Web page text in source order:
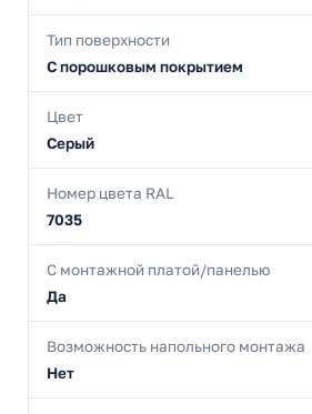
Тип поверхности
С порошковым покрытием
Цвет
Серый
Номер цвета RAL
7035
С монтажной платой/панелью
Да
Возможность напольного монтажа
Нет